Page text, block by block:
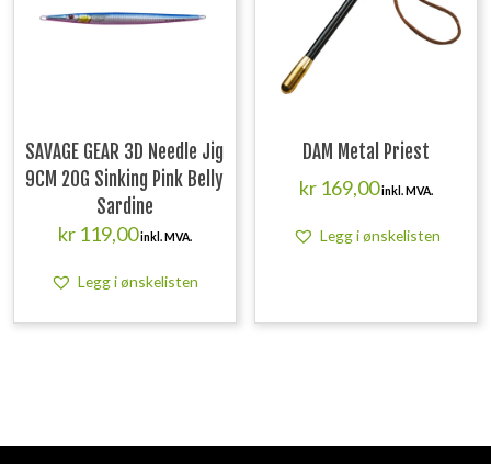
SAVAGE GEAR 3D Needle Jig
9CM 20G Sinking Pink Belly
Sardine
kr119,00inkl. MVA.
Legg i ønskelisten
DAM Metal Priest
kr 169,00inkl. MVA.
Legg i ønskelisten